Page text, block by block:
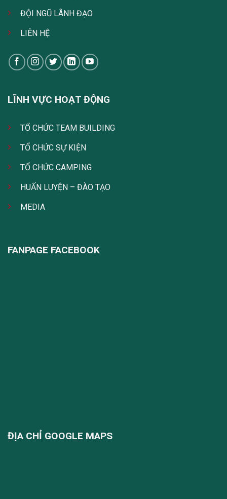
ĐỘI NGŨ LÃNH ĐẠO
LIÊN HỆ
LĨNH VỰC HOẠT ĐỘNG
TỔ CHỨC TEAM BUILDING
TỔ CHỨC SỰ KIỆN
TỔ CHỨC CAMPING
HUẤN LUYỆN – ĐÀO TẠO
MEDIA
FANPAGE FACEBOOK
ĐỊA CHỈ GOOGLE MAPS